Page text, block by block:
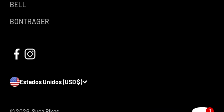
BELL
BONTRAGER
Estados Unidos (USD $)